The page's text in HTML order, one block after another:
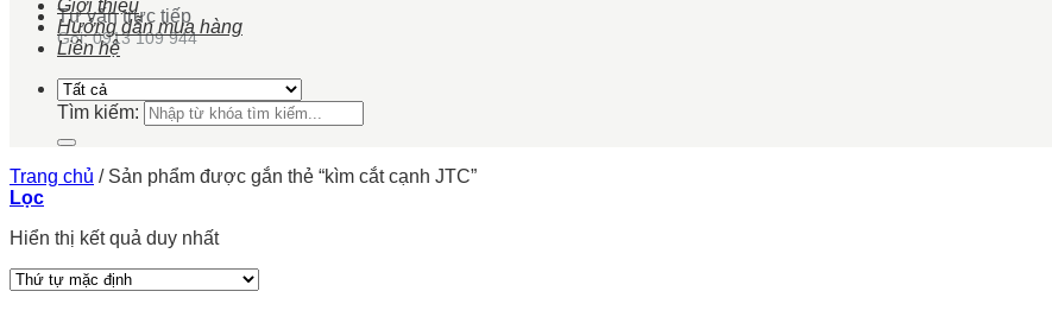
Tư vấn trực tiếp
Gọi: 0913 109 944
Giới thiệu
Hướng dẫn mua hàng
Liên hệ
Tìm kiếm:
Trang chủ /Sản phẩm được gắn thẻ “kìm cắt cạnh JTC”
Lọc
Hiển thị kết quả duy nhất